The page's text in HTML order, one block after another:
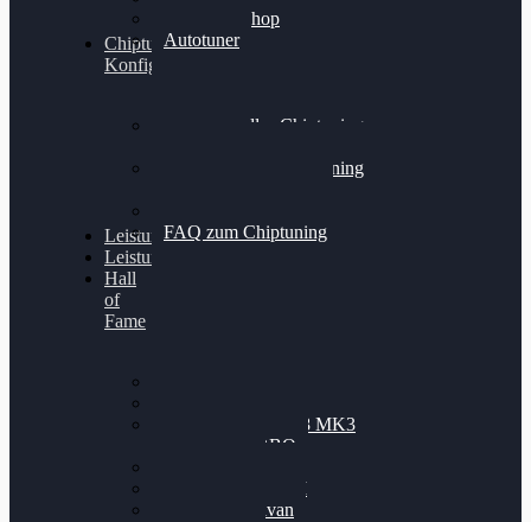
Alientech Shop
Autotuner
Chiptuning
Konfigurator
Professionelles Chiptuning
Professionelles Chiptuning
FAQ zum Chiptuning
Leistungsmessung
Leistungsprüfstand
Hall
of
Fame
Nissan GT-R35 3.8 MK3
V6 TWINTURBO
VW Passat 2.0TDI
VW T6 Multivan